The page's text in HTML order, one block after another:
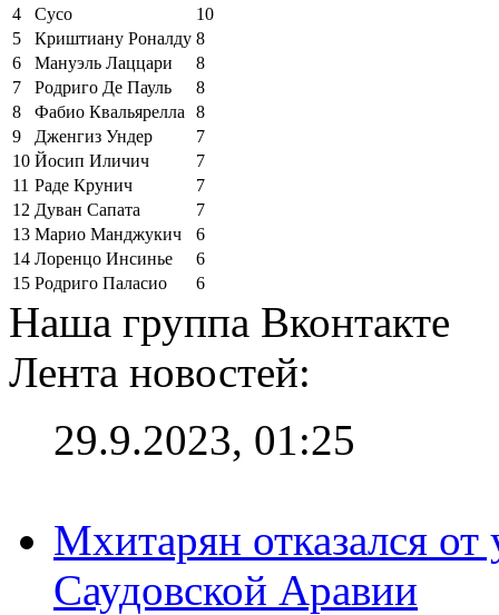
4
Сусо
10
5
Криштиану Роналду 8
6
Мануэль Лаццари
8
7
Родриго Де Пауль
8
8
Фабио Квальярелла
8
9
Дженгиз Ундер
7
10 Йосип Иличич
7
11 Раде Крунич
7
12 Дуван Сапата
7
13 Марио Манджукич
6
14 Лоренцо Инсинье
6
15 Родриго Паласио 6
Наша группа Вконтакте
Лента новостей:
29.9.2023, 01:25
Мхитарян отказался от
Саудовской Аравии